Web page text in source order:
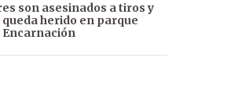
son asesinados a tiros y
herido en parque
Encarnación